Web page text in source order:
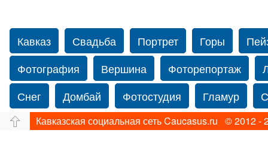
Кавказ Свадьба Портрет Горы
Фотография
Вершина Фоторепортаж
Снег
Домбай Фотостудия Гламур
Путешествие
Перевал Свадьба фото
Кавказская социальная сеть Caucasus.ru © 2012 -